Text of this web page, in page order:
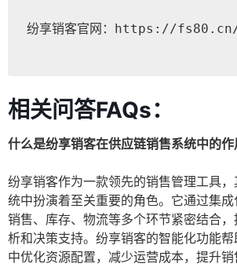
纷享销客官网： https://
相关问答FAQs：
什么是纷享销客在供应链销售系统中的作
纷享销客作为一款领先的销售管理工具
统中扮演着至关重要的角色。它通过集
销售、库存、物流等多个环节紧密结合
析和决策支持。纷享销客的智能化功能
中优化资源配置，减少运营成本，提升